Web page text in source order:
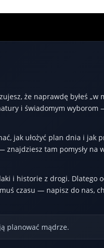
że naprawdę byłeś „w
i świadomym
jak ułożyć plan dnia i jak
znajdziesz tam pomysły na
i historie z drogi. Dlatego
czasu — napisz do nas,
planować mądrze.